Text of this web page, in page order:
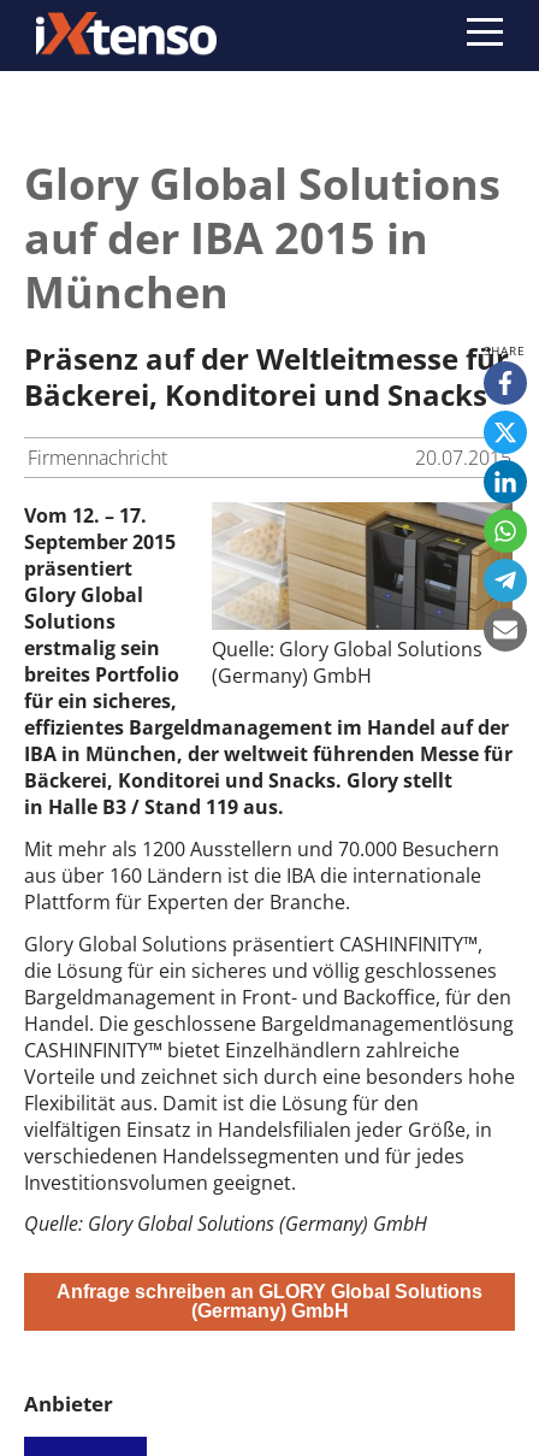
Glory Global Solutions
auf der IBA 2015 in
München
Präsenz auf der Weltleitmesse für
Bäckerei, Konditorei und Snacks
Firmennachricht 20.07.2015
Quelle: Glory Global Solutions
(Germany) GmbH
Vom 12. – 17.
September 2015
präsentiert
Glory Global
Solutions
erstmalig sein
breites Portfolio
für ein sicheres,
effizientes Bargeldmanagement im Handel auf der
IBA in München, der weltweit führenden Messe für
Bäckerei, Konditorei und Snacks. Glory stellt
in Halle B3 / Stand 119 aus.
Mit mehr als 1200 Ausstellern und 70.000 Besuchern
aus über 160 Ländern ist die IBA die internationale
Plattform für Experten der Branche.
Glory Global Solutions präsentiert CASHINFINITY™,
die Lösung für ein sicheres und völlig geschlossenes
Bargeldmanagement in Front- und Backoffice, für den
Handel. Die geschlossene Bargeldmanagementlösung
CASHINFINITY™ bietet Einzelhändlern zahlreiche
Vorteile und zeichnet sich durch eine besonders hohe
Flexibilität aus. Damit ist die Lösung für den
vielfältigen Einsatz in Handelsfilialen jeder Größe, in
verschiedenen Handelssegmenten und für jedes
Investitionsvolumen geeignet.
Quelle: Glory Global Solutions (Germany) GmbH
Anfrage schreiben an GLORY Global Solutions
(Germany) GmbH
Anbieter